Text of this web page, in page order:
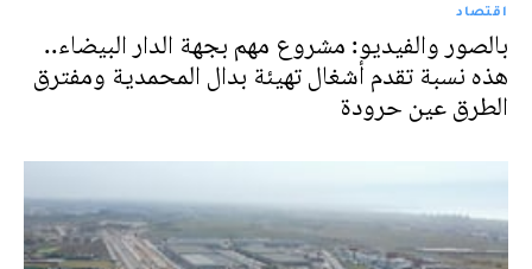
اقتصاد
بالصور والفيديو: مشروع مهم بجهة الدار البيضاء..
هذه نسبة تقدم أشغال تهيئة بدال المحمدية ومفترق
الطرق عين حرودة